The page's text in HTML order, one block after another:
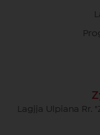
Lagjja Ulpiana Rr.